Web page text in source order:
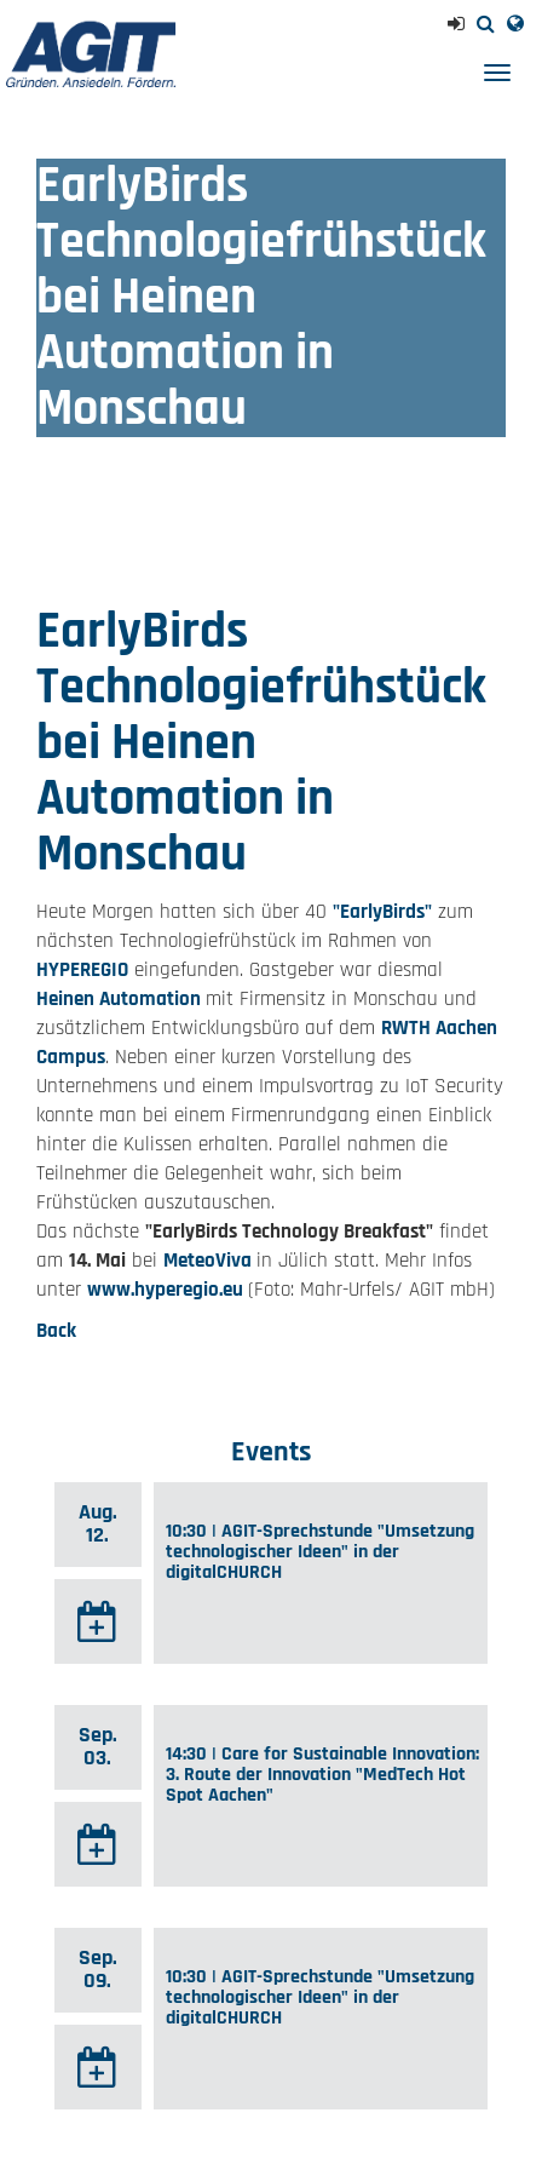
EarlyBirds
Technologiefrühstück
bei Heinen
Automation in
Monschau
EarlyBirds
Technologiefrühstück
bei Heinen
Automation in
Monschau
Heute Morgen hatten sich über 40 "EarlyBirds" zum
nächsten Technologiefrühstück im Rahmen von
HYPEREGIO eingefunden. Gastgeber war diesmal
Heinen Automation mit Firmensitz in Monschau und
zusätzlichem Entwicklungsbüro auf dem RWTH Aachen
Campus. Neben einer kurzen Vorstellung des
Unternehmens und einem Impulsvortrag zu IoT Security
konnte man bei einem Firmenrundgang einen Einblick
hinter die Kulissen erhalten. Parallel nahmen die
Teilnehmer die Gelegenheit wahr, sich beim
Frühstücken auszutauschen.
Das nächste "EarlyBirds Technology Breakfast" findet
am 14. Mai bei MeteoViva in Jülich statt. Mehr Infos
unter www.hyperegio.eu (Foto: Mahr-Urfels/ AGIT mbH)
Back
Events
Aug.
12.
10:30 | AGIT-Sprechstunde "Umsetzung
technologischer Ideen" in der
digitalCHURCH
Sep.
03.
14:30 | Care for Sustainable Innovation:
3. Route der Innovation "MedTech Hot
Spot Aachen"
Sep.
09.
10:30 | AGIT-Sprechstunde "Umsetzung
technologischer Ideen" in der
digitalCHURCH